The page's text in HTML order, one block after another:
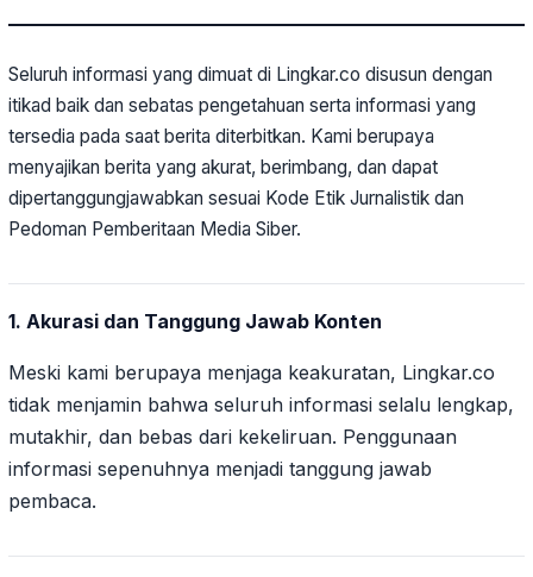
Seluruh informasi yang dimuat di Lingkar.co disusun dengan
itikad baik dan sebatas pengetahuan serta informasi yang
tersedia pada saat berita diterbitkan. Kami berupaya
menyajikan berita yang akurat, berimbang, dan dapat
dipertanggungjawabkan sesuai Kode Etik Jurnalistik dan
Pedoman Pemberitaan Media Siber.
1. Akurasi dan Tanggung Jawab Konten
Meski kami berupaya menjaga keakuratan, Lingkar.co
tidak menjamin bahwa seluruh informasi selalu lengkap,
mutakhir, dan bebas dari kekeliruan. Penggunaan
informasi sepenuhnya menjadi tanggung jawab
pembaca.